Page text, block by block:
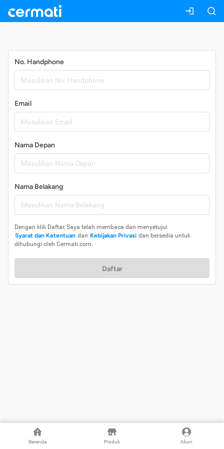
Beranda Produk Akun
No. Handphone
Email
Nama Depan
Nama Belakang
Dengan klik Daftar, Saya telah membaca dan menyetujui
Syarat dan Ketentuan dan Kebijakan Privasi dan bersedia untuk
dihubungi oleh Cermati.com.
Daftar